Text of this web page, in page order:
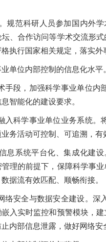
范科研人员参加国内外学
、合作访问等学术交流形
执行国家相关规定，落实
位内部控制的信息化水平
段，加强科学事业单位内
智能化的建设要求。
科学事业单位业务系统。
务活动可控制、可追溯，
系统平台化、集成化建设
理的前提下，保障科学事
据流有效匹配、顺畅衔接。
安全与数据安全建设。深
入实时监控和预警模块，
内部信息泄露，做好网络安